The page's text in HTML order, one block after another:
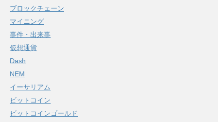
ブロックチェーン
マイニング
事件・出来事
仮想通貨
Dash
NEM
イーサリアム
ビットコイン
ビットコインゴールド